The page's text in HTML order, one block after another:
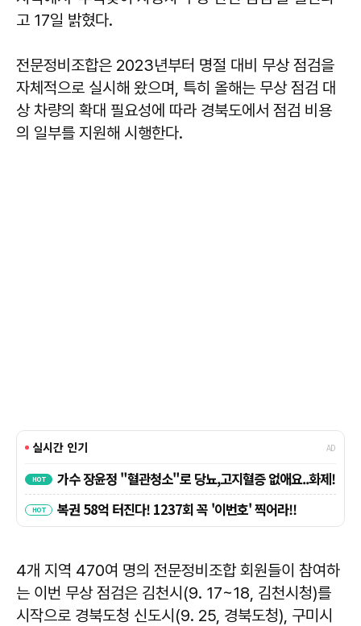
고 17일 밝혔다.
전문정비조합은 2023년부터 명절 대비 무상 점검을
자체적으로 실시해 왔으며, 특히 올해는 무상 점검 대
상 차량의 확대 필요성에 따라 경북도에서 점검 비용
의 일부를 지원해 시행한다.
4개 지역 470여 명의 전문정비조합 회원들이 참여하
는 이번 무상 점검은 김천시(9. 17~18, 김천시청)를
시작으로 경북도청 신도시(9. 25, 경북도청), 구미시